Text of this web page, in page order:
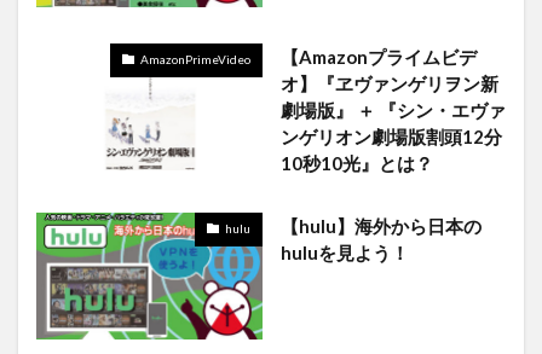
AmazonPrimeVideo
【Amazonプライムビデ
オ】『ヱヴァンゲリヲン新
劇場版』 ＋ 『シン・エヴァ
ンゲリオン劇場版割頭12分
10秒10光』とは？
hulu
【hulu】海外から日本の
huluを見よう！